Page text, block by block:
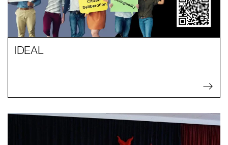
IDEAL